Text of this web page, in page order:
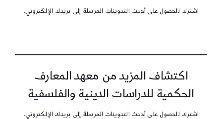
اشترك للحصول على أحدث التدوينات المرسلة إلى بريدك الإلكتروني.
اكتشاف المزيد من معهد المعارف
الحكمية للدراسات الدينية والفلسفية
اشترك للحصول على أحدث التدوينات المرسلة إلى بريدك الإلكتروني.